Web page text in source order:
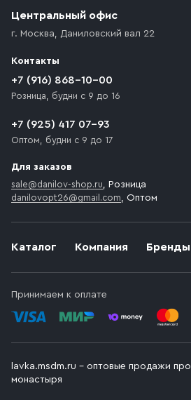
Каталог Компания Бренды
Принимаем к оплате
Центральный офис
г. Москва, Даниловский вал 22
Контакты
+7 (916) 868-10-00
Розница, будни с 9 до 16
+7 (925) 417 07-93
Оптом, будни с 9 до 17
Для заказов
sale@danilov-shop.ru, Розница
danilovopt26@gmail.com, Оптом
lavka.msdm.ru – оптовые продажи
монастыря